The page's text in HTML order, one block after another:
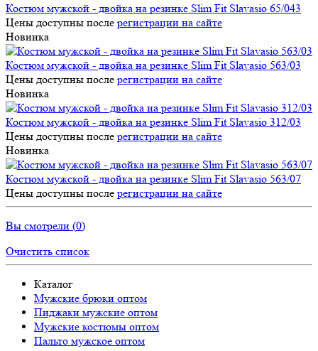
Костюм мужской - двойка на резинке Slim Fit Slavasio 65/043
Цены доступны после регистрации на сайте
Новинка
Костюм мужской - двойка на резинке Slim Fit Slavasio 563/03
Цены доступны после регистрации на сайте
Новинка
Костюм мужской - двойка на резинке Slim Fit Slavasio 312/03
Цены доступны после регистрации на сайте
Новинка
Костюм мужской - двойка на резинке Slim Fit Slavasio 563/07
Цены доступны после регистрации на сайте
Вы смотрели (0)
Очистить список
Каталог
Мужские брюки оптом
Пиджаки мужские оптом
Мужские костюмы оптом
Пальто мужское оптом